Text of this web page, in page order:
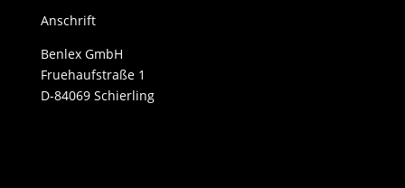
Anschrift
Benlex GmbH
Fruehaufstraße 1
D-84069 Schierling